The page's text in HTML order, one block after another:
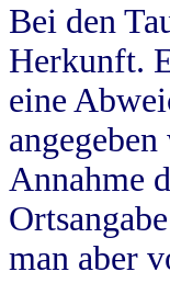
Bei den
Herkunft.
eine
Annahme
man aber